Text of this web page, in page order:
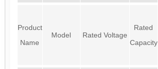
Product
Name
Model Rated Voltage
Rated
Capacity